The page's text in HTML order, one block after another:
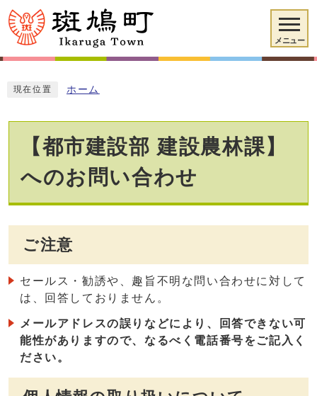
メニュー
現在位置 ホーム
【都市建設部 建設農林課】
へのお問い合わせ
ご注意
セールス・勧誘や、趣旨不明な問い合わせに対して
は、回答しておりません。
メールアドレスの誤りなどにより、回答できない可
能性がありますので、なるべく電話番号をご記入く
ださい。